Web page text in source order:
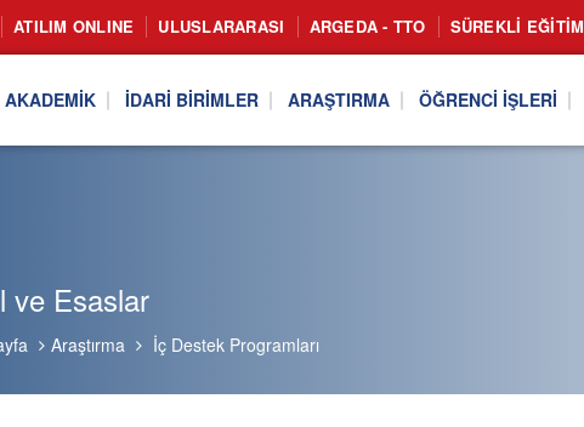
ATILIM ONLINE ULUSLARARASI ARGEDA - TTO SÜREKLI EĞITIM
AKADEMIK İDARI BIRIMLER ARAŞTIRMA ÖĞRENCI İŞLERI
ve Esaslar
Araştırma İç Destek Programları